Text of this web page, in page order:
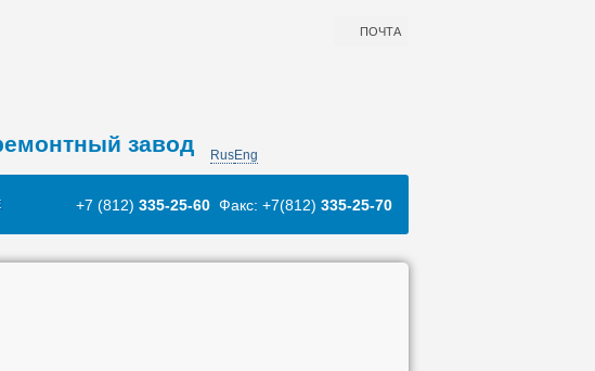
ПОЧТА
завод RusEng
+7 (812) 335-25-60 Факс: +7(812) 335-25-70